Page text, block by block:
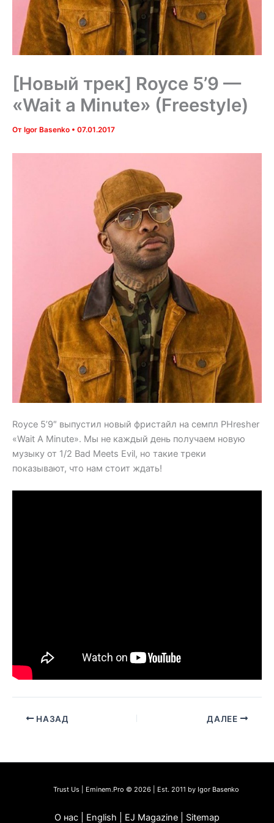
[Новый трек] Royce 5’9 —
«Wait a Minute» (Freestyle)
От Igor Basenko • 07.01.2017
Royce 5’9″ выпустил новый фристайл на семпл PHresher
«Wait A Minute». Мы не каждый день получаем новую
музыку от 1/2 Bad Meets Evil, но такие треки
показывают, что нам стоит ждать!
НАЗАД ДАЛЕЕ
Trust Us | Eminem.Pro © 2026 | Est. 2011 by Igor Basenko
О нас | English | EJ Magazine | Sitemap